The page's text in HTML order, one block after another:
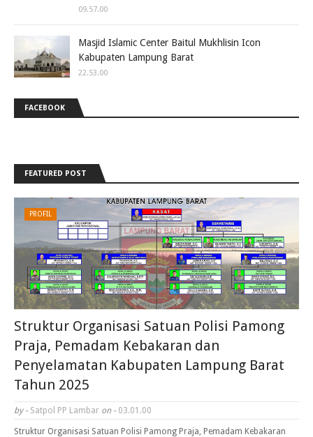
09.57.00
Masjid Islamic Center Baitul Mukhlisin Icon
Kabupaten Lampung Barat
22.53.00
FACEBOOK
FEATURED POST
PROFIL
Struktur Organisasi Satuan Polisi Pamong
Praja, Pemadam Kebakaran dan
Penyelamatan Kabupaten Lampung Barat
Tahun 2025
by - Satpol PP Lambar on - 03.01.00
Struktur Organisasi Satuan Polisi Pamong Praja, Pemadam Kebakaran